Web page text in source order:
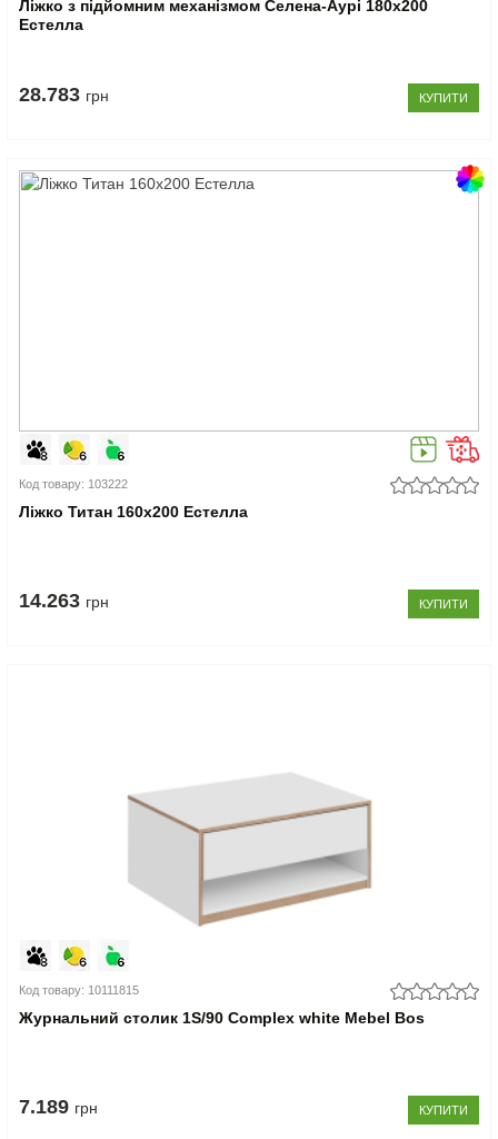
Ліжко з підйомним механізмом Селена-Аурі 180x200
Естелла
28.783 грн КУПИТИ
Код товару: 103222
Ліжко Титан 160x200 Естелла
14.263 грн КУПИТИ
Код товару: 10111815
Журнальний столик 1S/90 Complex white Mebel Bos
7.189 грн КУПИТИ